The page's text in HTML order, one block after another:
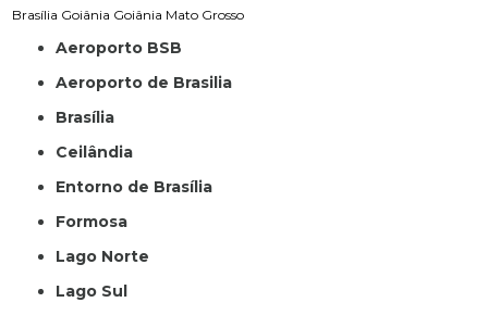
Brasília Goiânia Goiânia Mato Grosso
Aeroporto BSB
Aeroporto de Brasilia
Brasília
Ceilândia
Entorno de Brasília
Formosa
Lago Norte
Lago Sul